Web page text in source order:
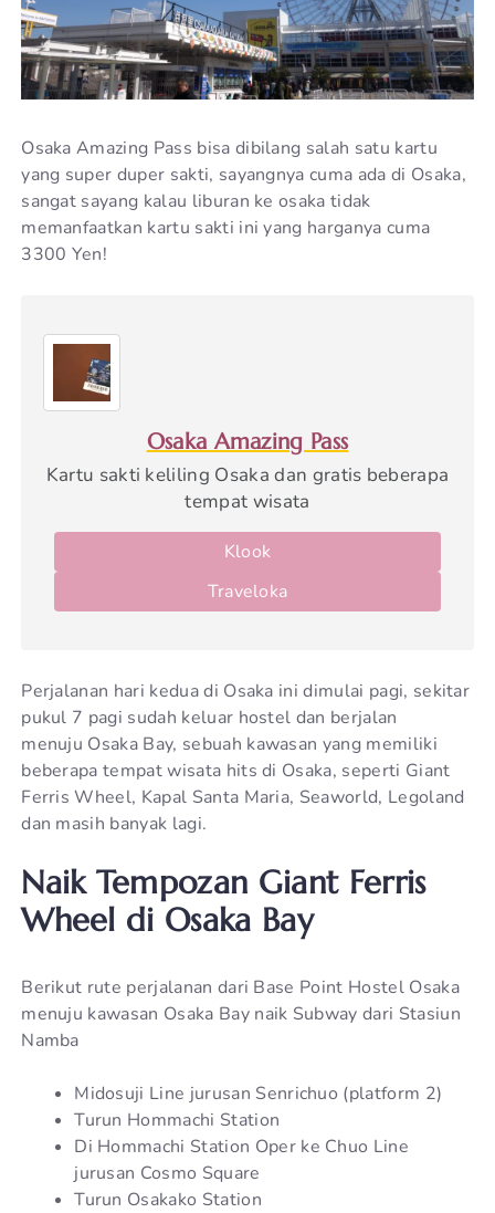
Osaka Amazing Pass bisa dibilang salah satu kartu
yang super duper sakti, sayangnya cuma ada di Osaka,
sangat sayang kalau liburan ke osaka tidak
memanfaatkan kartu sakti ini yang harganya cuma
3300 Yen!
Osaka Amazing Pass
Kartu sakti keliling Osaka dan gratis beberapa
tempat wisata
Klook
Traveloka
Perjalanan hari kedua di Osaka ini dimulai pagi, sekitar
pukul 7 pagi sudah keluar hostel dan berjalan
menuju Osaka Bay, sebuah kawasan yang memiliki
beberapa tempat wisata hits di Osaka, seperti Giant
Ferris Wheel, Kapal Santa Maria, Seaworld, Legoland
dan masih banyak lagi.
Naik Tempozan Giant Ferris
Wheel di Osaka Bay
Berikut rute perjalanan dari Base Point Hostel Osaka
menuju kawasan Osaka Bay naik Subway dari Stasiun
Namba
Midosuji Line jurusan Senrichuo (platform 2)
Turun Hommachi Station
Di Hommachi Station Oper ke Chuo Line
jurusan Cosmo Square
Turun Osakako Station